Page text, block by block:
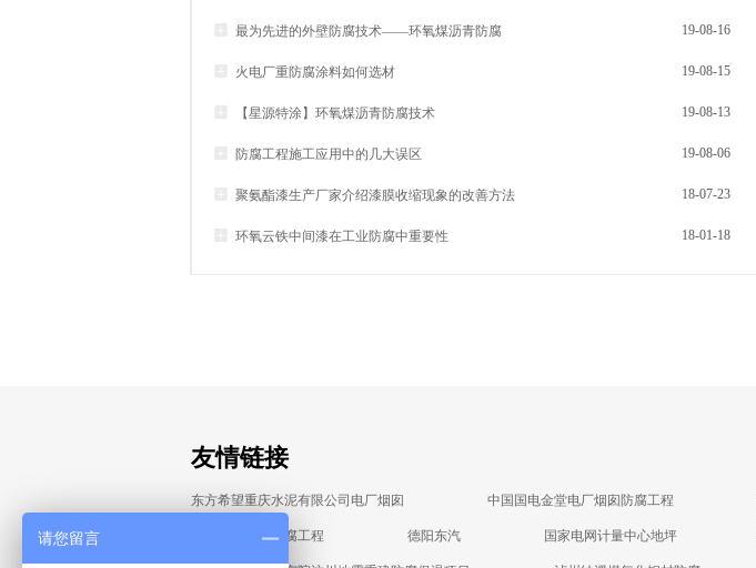
最为先进的外壁防腐技术——环氧煤沥青防腐 19-08-16
火电厂重防腐涂料如何选材 19-08-15
【星源特涂】环氧煤沥青防腐技术 19-08-13
防腐工程施工应用中的几大误区 19-08-06
聚氨酯漆生产厂家介绍漆膜收缩现象的改善方法 18-07-23
环氧云铁中间漆在工业防腐中重要性 18-01-18
友情链接
东方希望重庆水泥有限公司电厂烟囱 中国国电金堂电厂烟囱防腐工程
东汽集团设备防腐工程 德阳东汽 国家电网计量中心地坪
请您留言